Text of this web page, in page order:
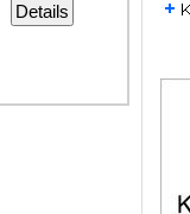
Details